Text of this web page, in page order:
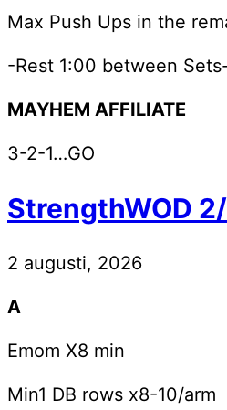
Max Push Ups in the
-Rest 1:00 between
MAYHEM AFFILIATE
3-2-1…GO
StrengthWOD
2 augusti, 2026
A
Emom X8 min
Min1 DB rows x8-10/arm